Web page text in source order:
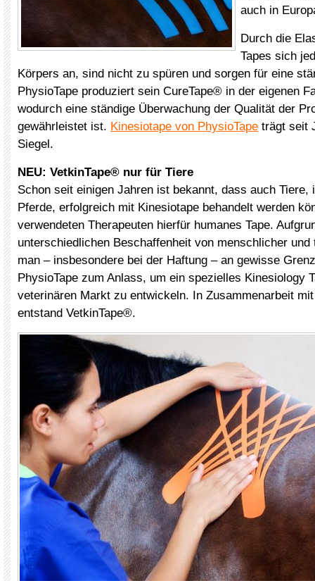
auch in
Durch die
Tapes sich
Körpers an, sind nicht zu spüren und sorgen für eine
PhysioTape produziert sein CureTape® in der eigenen
wodurch eine ständige Überwachung der Qualität der
gewährleistet ist. Kinesiotape von PhysioTape trägt seit
Siegel.
NEU: VetkinTape® nur für Tiere
Schon seit einigen Jahren ist bekannt, dass auch Tiere,
Pferde, erfolgreich mit Kinesiotape behandelt werden
verwendeten Therapeuten hierfür humanes Tape.
unterschiedlichen Beschaffenheit von menschlicher
man – insbesondere bei der Haftung – an gewisse
PhysioTape zum Anlass, um ein spezielles Kinesiology
veterinären Markt zu entwickeln. In Zusammenarbeit
entstand VetkinTape®.